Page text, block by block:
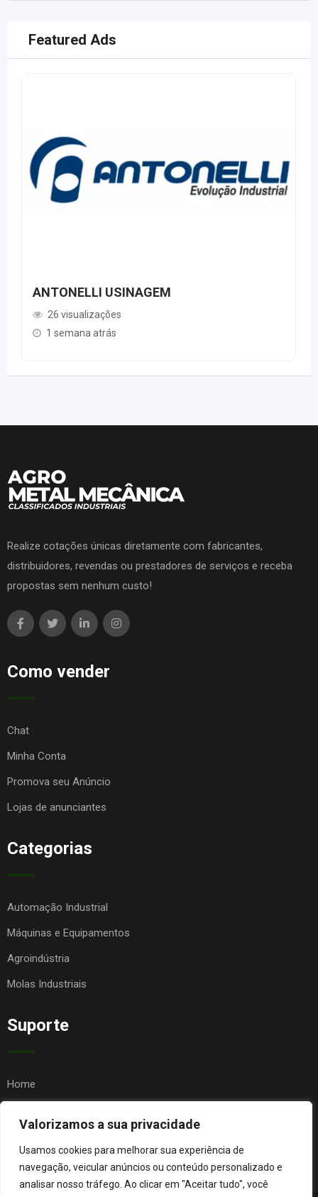
Valorizamos a sua privacidade
Usamos cookies para melhorar sua experiência de
navegação, veicular anúncios ou conteúdo personalizado e
analisar nosso tráfego. Ao clicar em "Aceitar tudo", você
Featured Ads
ANTONELLI USINAGEM
26 visualizações
1 semana atrás
Realize cotações únicas diretamente com fabricantes,
distribuidores, revendas ou prestadores de serviços e receba
propostas sem nenhum custo!
Como vender
Chat
Minha Conta
Promova seu Anúncio
Lojas de anunciantes
Categorias
Automação Industrial
Máquinas e Equipamentos
Agroindústria
Molas Industriais
Suporte
Home